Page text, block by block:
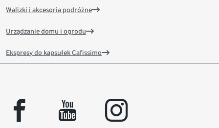
Walizki i akcesoria podróżne
Urządzanie domu i ogrodu
Ekspresy do kapsułek Cafissimo
facebook youtube instagram